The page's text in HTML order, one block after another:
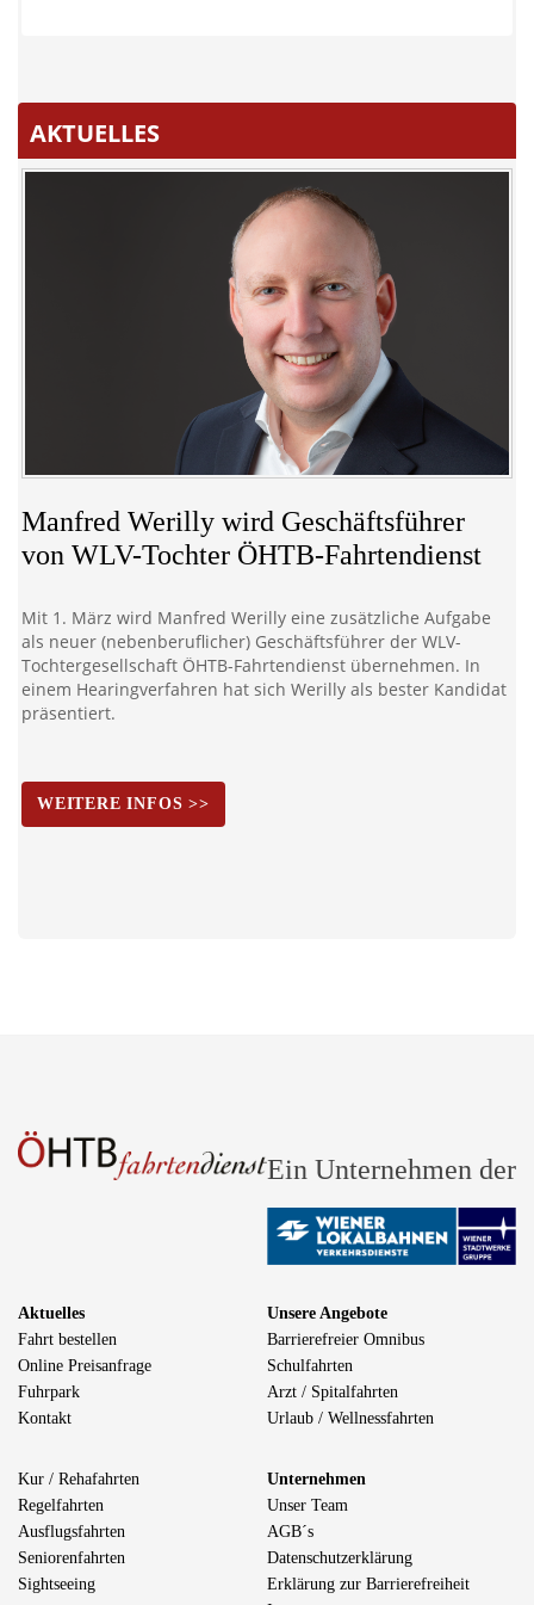
AKTUELLES
Manfred Werilly wird Geschäftsführer
von WLV-Tochter ÖHTB-Fahrtendienst
Mit 1. März wird Manfred Werilly eine zusätzliche Aufgabe
als neuer (nebenberuflicher) Geschäftsführer der WLV-
Tochtergesellschaft ÖHTB-Fahrtendienst übernehmen. In
einem Hearingverfahren hat sich Werilly als bester Kandidat
präsentiert.
WEITERE INFOS >>
Aktuelles
Fahrt bestellen
Online Preisanfrage
Fuhrpark
Kontakt
Unsere Angebote
Barrierefreier Omnibus
Schulfahrten
Arzt / Spitalfahrten
Urlaub / Wellnessfahrten
Kur / Rehafahrten
Regelfahrten
Ausflugsfahrten
Seniorenfahrten
Sightseeing
Unternehmen
Unser Team
AGB´s
Datenschutzerklärung
Erklärung zur Barrierefreiheit
Ein Unternehmen der